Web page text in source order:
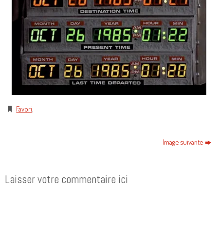
Favori
Image suivante
Laisser votre commentaire ici